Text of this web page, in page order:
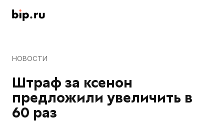
НОВОСТИ
Штраф за ксенон
предложили увеличить в
60 раз